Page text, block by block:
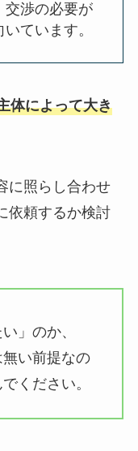
交渉の必要が
ています。
体によって大き
に照らし合わせ
依頼するか検討
」のか、
無い前提なの
ください。